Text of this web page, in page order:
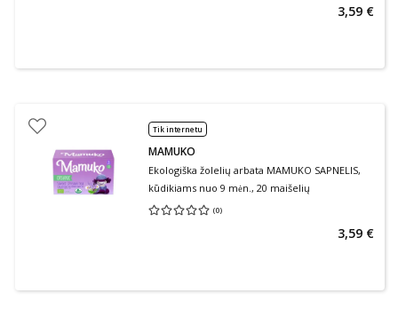
3,59 €
Tik internetu
MAMUKO
Ekologiška žolelių arbata MAMUKO SAPNELIS,
kūdikiams nuo 9 mėn., 20 maišelių
(0)
Vidutinis įvertinimas 0.00
3,59 €